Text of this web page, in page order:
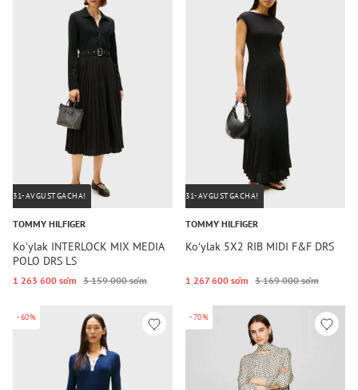
31-AVGUSTGACHA!
TOMMY HILFIGER
Koʻylak INTERLOCK MIX MEDIA
POLO DRS LS
1 263 600 so‘m 3 159 000 so‘m
31-AVGUSTGACHA!
TOMMY HILFIGER
Koʻylak 5X2 RIB MIDI F&F DRS
1 267 600 so‘m 3 169 000 so‘m
-60% -70%